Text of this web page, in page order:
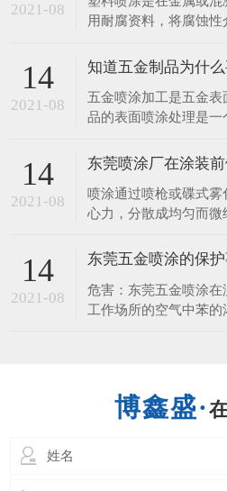
2021-08
用耐腐资料，将腐蚀
料资料不同分胶泥防腐
橡胶防腐布料、塑料
料几大类，塑料喷涂多
蚀。​下面，一起来听
14
2021-08
五金喷涂加工是五金
品的表面喷涂处理是
护到产品，使产品不易
间长等，接下来由五
表面喷涂的性能和作用。 1、保护的作用
可以保护好金属、五金
14
2021-08
东莞喷涂厂在涂装
喷涂通过喷枪或碟式
心力，分散成均匀而
气喷涂、静电喷涂以及
喷涂、自动喷涂、多组喷涂等
说表面处理是在基体材
14
2021-08
东莞五金喷涂的保
危害：东莞五金喷涂在
工作场所的空气中苯
喷涂，能溶解脂肪的